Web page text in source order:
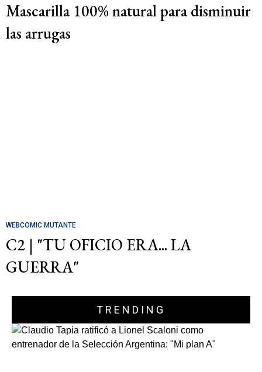
Mascarilla 100% natural para disminuir
las arrugas
WEBCOMIC MUTANTE
C2 | "TU OFICIO ERA... LA
GUERRA"
TRENDING